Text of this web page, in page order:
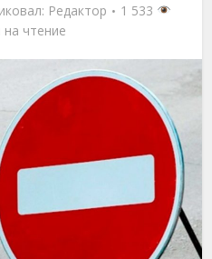
Редактор
1 533
на чтение